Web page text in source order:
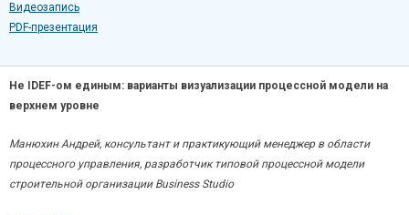
Видеозапись
PDF-презентация
Не IDEF-ом единым: варианты визуализации процессной модели на
верхнем уровне
Манюхин Андрей, консультант и практикующий менеджер в области
процессного управления, разработчик типовой процессной модели
строительной организации Business Studio